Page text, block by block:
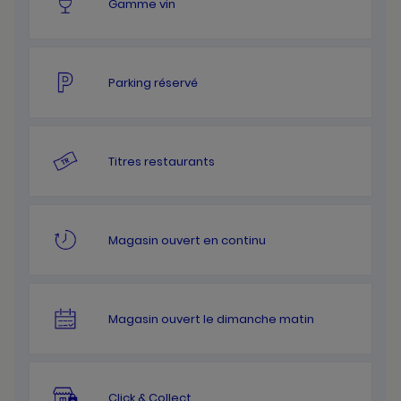
Gamme vin
Parking réservé
Titres restaurants
Magasin ouvert en continu
Magasin ouvert le dimanche matin